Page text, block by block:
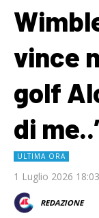
vince
golf
di
ULTIMA ORA
1 Luglio 2026 18:03
REDAZIONE